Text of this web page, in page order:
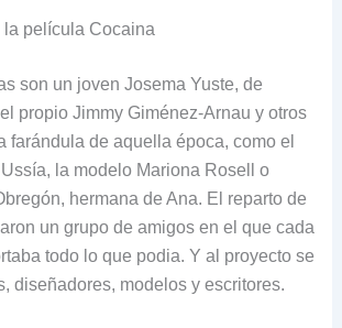
la película Cocaina
son un joven Josema Yuste, de
propio Jimmy Giménez-Arnau y otros
farándula de aquella época, como el
la modelo Mariona Rosell o
hermana de Ana. El reparto de
un grupo de amigos en el que cada
todo lo que podia. Y al proyecto se
diseñadores, modelos y escritores.